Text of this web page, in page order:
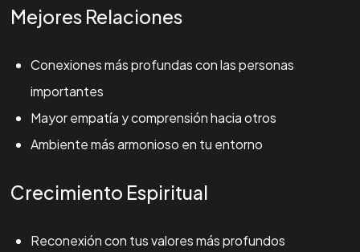
Mejores Relaciones
Conexiones más profundas con las personas
importantes
Mayor empatía y comprensión hacia otros
Ambiente más armonioso en tu entorno
Crecimiento Espiritual
Reconexión con tus valores más profundos